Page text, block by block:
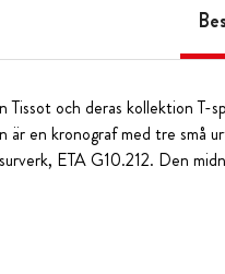
Tissot och deras kollektion
är en kronograf med tre små
ETA G10.212. Den